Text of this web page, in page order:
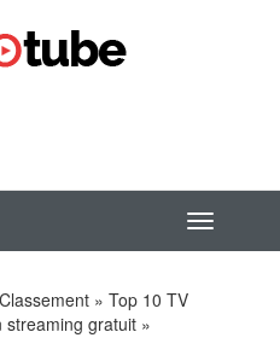
Classement » Top 10 TV
streaming gratuit »